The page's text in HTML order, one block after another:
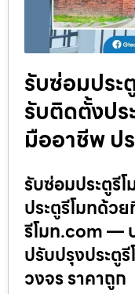
รับซ่อมประ
รับติดตั้งปร
มืออาชีพ ป
รับซ่อมประตูรี
ประตูรีโมทด้ว
รีโมท.com —
ปรับปรุงประตู
วงจร ราคาถูก